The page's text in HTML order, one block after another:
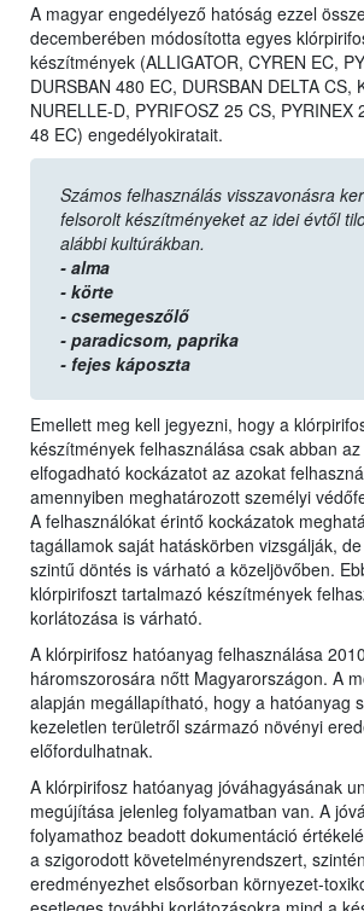
A magyar engedélyező hatóság ezzel
decemberében módosította egyes
készítmények (ALLIGATOR, CYREN EC,
DURSBAN 480 EC, DURSBAN DELTA CS,
NURELLE-D, PYRIFOSZ 25 CS, PYRINEX
48 EC) engedélyokiratait.
Számos felhasználás visszavonásra
felsorolt készítményeket az idei évtől
alábbi kultúrákban.
- alma
- körte
- csemegeszőlő
- paradicsom, paprika
- fejes káposzta
Emellett meg kell jegyezni, hogy a
készítmények felhasználása csak abban
elfogadható kockázatot az azokat
amennyiben meghatározott személyi
A felhasználókat érintő kockázatok
tagállamok saját hatáskörben vizsgálják,
szintű döntés is várható a közeljövőben.
klórpirifoszt tartalmazó készítmények
korlátozása is várható.
A klórpirifosz hatóanyag felhasználása
háromszorosára nőtt Magyarországon. A
alapján megállapítható, hogy a hatóanyag
kezeletlen területről származó növényi
előfordulhatnak.
A klórpirifosz hatóanyag jóváhagyásának
megújítása jelenleg folyamatban van. A
folyamathoz beadott dokumentáció
a szigorodott követelményrendszert,
eredményezhet elsősorban környezet-